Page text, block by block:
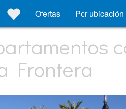
Ofertas Por ubicación
Frontera